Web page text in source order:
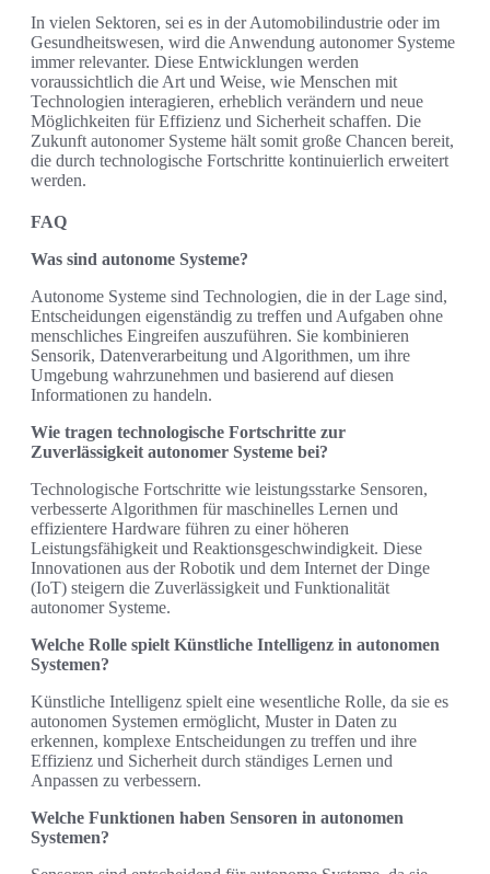
In vielen Sektoren, sei es in der Automobilindustrie oder im
Gesundheitswesen, wird die Anwendung autonomer Systeme
immer relevanter. Diese Entwicklungen werden
voraussichtlich die Art und Weise, wie Menschen mit
Technologien interagieren, erheblich verändern und neue
Möglichkeiten für Effizienz und Sicherheit schaffen. Die
Zukunft autonomer Systeme hält somit große Chancen bereit,
die durch technologische Fortschritte kontinuierlich erweitert
werden.
FAQ
Was sind autonome Systeme?
Autonome Systeme sind Technologien, die in der Lage sind,
Entscheidungen eigenständig zu treffen und Aufgaben ohne
menschliches Eingreifen auszuführen. Sie kombinieren
Sensorik, Datenverarbeitung und Algorithmen, um ihre
Umgebung wahrzunehmen und basierend auf diesen
Informationen zu handeln.
Wie tragen technologische Fortschritte zur
Zuverlässigkeit autonomer Systeme bei?
Technologische Fortschritte wie leistungsstarke Sensoren,
verbesserte Algorithmen für maschinelles Lernen und
effizientere Hardware führen zu einer höheren
Leistungsfähigkeit und Reaktionsgeschwindigkeit. Diese
Innovationen aus der Robotik und dem Internet der Dinge
(IoT) steigern die Zuverlässigkeit und Funktionalität
autonomer Systeme.
Welche Rolle spielt Künstliche Intelligenz in autonomen
Systemen?
Künstliche Intelligenz spielt eine wesentliche Rolle, da sie es
autonomen Systemen ermöglicht, Muster in Daten zu
erkennen, komplexe Entscheidungen zu treffen und ihre
Effizienz und Sicherheit durch ständiges Lernen und
Anpassen zu verbessern.
Welche Funktionen haben Sensoren in autonomen
Systemen?